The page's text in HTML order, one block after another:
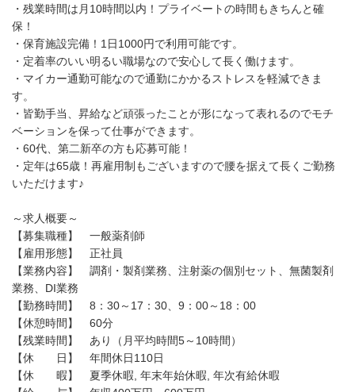
・残業時間は月10時間以内！プライベートの時間もきちんと確
保！
・保育施設完備！1日1000円で利用可能です。
・定着率のいい明るい職場なので安心して長く働けます。
・マイカー通勤可能なので通勤にかかるストレスを軽減できま
す。
・皆勤手当、昇給など頑張ったことが形になって表れるのでモチ
ベーションを保って仕事ができます。
・60代、第二新卒の方も応募可能！
・定年は65歳！再雇用制もございますので腰を据えて長くご勤務
いただけます♪
～求人概要～
【募集職種】 一般薬剤師
【雇用形態】 正社員
【業務内容】 調剤・製剤業務、注射薬の個別セット、無菌製剤
業務、DI業務
【勤務時間】 8：30～17：30、9：00～18：00
【休憩時間】 60分
【残業時間】 あり（月平均時間5～10時間）
【休 日】 年間休日110日
【休 暇】 夏季休暇, 年末年始休暇, 年次有給休暇